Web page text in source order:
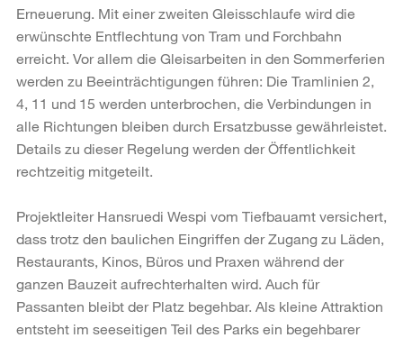
Erneuerung. Mit einer zweiten Gleisschlaufe wird die
erwünschte Entflechtung von Tram und Forchbahn
erreicht. Vor allem die Gleisarbeiten in den Sommerferien
werden zu Beeinträchtigungen führen: Die Tramlinien 2,
4, 11 und 15 werden unterbrochen, die Verbindungen in
alle Richtungen bleiben durch Ersatzbusse gewährleistet.
Details zu dieser Regelung werden der Öffentlichkeit
rechtzeitig mitgeteilt.
Projektleiter Hansruedi Wespi vom Tiefbauamt versichert,
dass trotz den baulichen Eingriffen der Zugang zu Läden,
Restaurants, Kinos, Büros und Praxen während der
ganzen Bauzeit aufrechterhalten wird. Auch für
Passanten bleibt der Platz begehbar. Als kleine Attraktion
entsteht im seeseitigen Teil des Parks ein begehbarer